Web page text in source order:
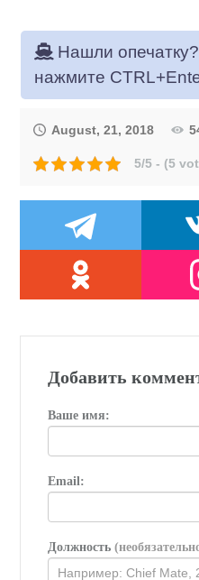
Нашли
нажмите
August, 21, 2018
5/5 - (5
Добавить
Ваше имя:
Email:
Должность